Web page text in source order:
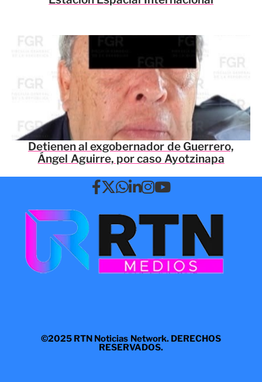
Detienen al exgobernador de Guerrero,
Ángel Aguirre, por caso Ayotzinapa
©2025 RTN Noticias Network. DERECHOS
RESERVADOS.